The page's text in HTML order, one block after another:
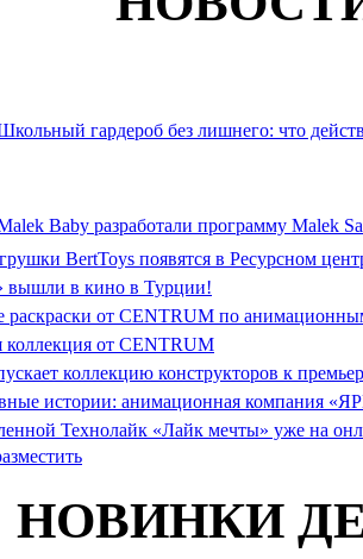
гардероб без лишнего: что
Baby разработали программу Malek
BertToys появятся в Ресурсном
вышли в кино в Турции!
от CENTRUM по
коллекция от CENTRUM
коллекцию конструкторов к
истории: анимационная компания
Технолайк «Лайк мечты» уже на
НОВИНКИ